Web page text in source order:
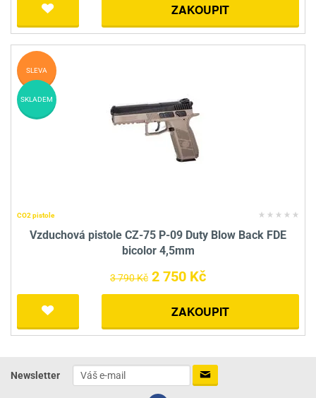
ZAKOUPIT
CO2 pistole
Vzduchová pistole CZ-75 P-09 Duty Blow Back FDE
bicolor 4,5mm
3 790 Kč 2 750 Kč
ZAKOUPIT
SLEVA
SKLADEM
Newsletter